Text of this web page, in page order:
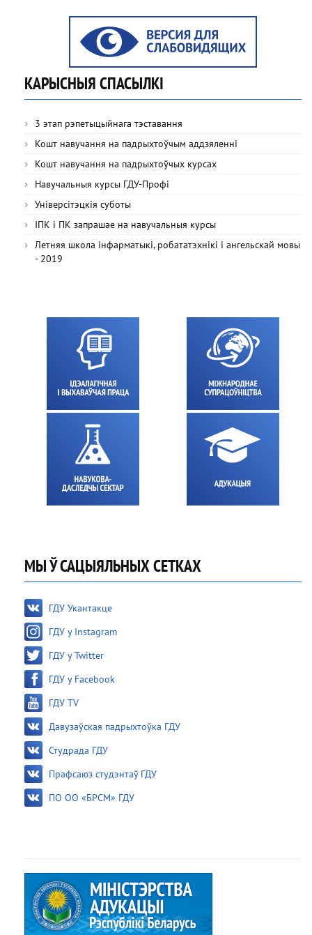
КАРЫСНЫЯ СПАСЫЛКІ
3 этап рэпетыцыйнага тэставання
Кошт навучання на падрыхтоўчым аддзяленні
Кошт навучання на падрыхтоўчых курсах
Навучальныя курсы ГДУ-Профі
Універсітэцкія суботы
ІПК і ПК запрашае на навучальныя курсы
Летняя школа інфарматыкі, робататэхнікі і ангельскай мовы
- 2019
МЫ Ў САЦЫЯЛЬНЫХ СЕТКАХ
ГДУ Укантакце
ГДУ у Instagram
ГДУ у Twitter
ГДУ у Facebook
ГДУ TV
Давузаўская падрыхтоўка ГДУ
Студрада ГДУ
Прафсаюз студэнтаў ГДУ
ПО ОО «БРСМ» ГДУ